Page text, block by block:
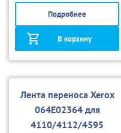
Подробнее
В корзину
Лента переноса Xerox
064E02364 для
4110/4112/4595